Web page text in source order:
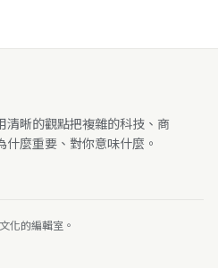
晰的觀點把複雜的科技、商
麼重要、對你意味什麼。
化的編輯室。